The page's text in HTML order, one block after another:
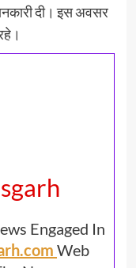
दी। इस अवसर
Engaged In
Web